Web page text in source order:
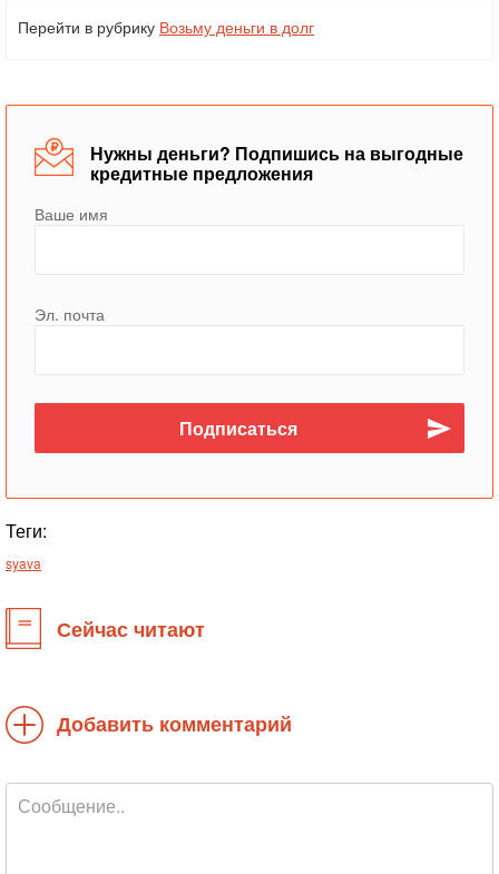
Перейти в рубрику Возьму деньги в долг
Нужны деньги? Подпишись на выгодные
кредитные предложения
Ваше имя
Эл. почта
Теги:
syava
Сейчас читают
Добавить комментарий